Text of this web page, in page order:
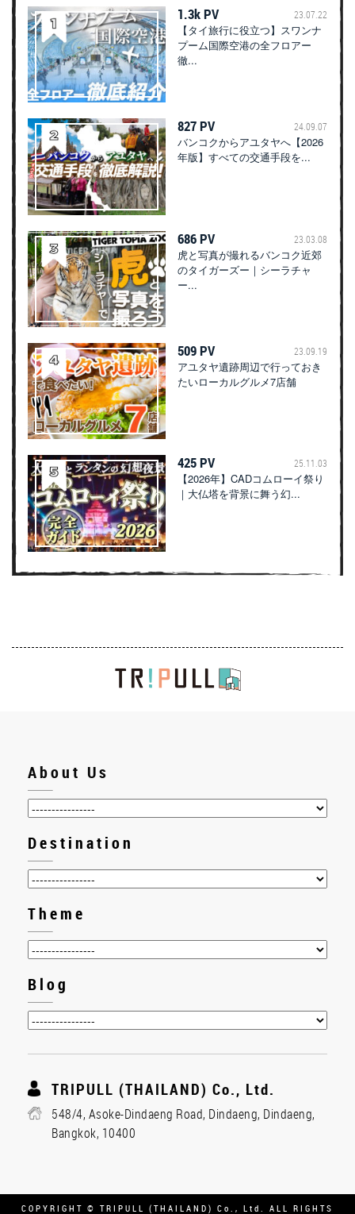
1.3k PV 23.07.22
【タイ旅行に役立つ】スワンナ
プーム国際空港の全フロアー
徹...
827 PV 24.09.07
バンコクからアユタヤへ【2026
年版】すべての交通手段を...
686 PV 23.03.08
虎と写真が撮れるバンコク近郊
のタイガーズー｜シーラチャ
ー...
509 PV 23.09.19
アユタヤ遺跡周辺で行っておき
たいローカルグルメ7店舗
425 PV 25.11.03
【2026年】CADコムローイ祭り
｜大仏塔を背景に舞う幻...
About Us
Destination
Theme
Blog
TRIPULL (THAILAND) Co., Ltd.
548/4, Asoke-Dindaeng Road, Dindaeng, Dindaeng,
Bangkok, 10400
COPYRIGHT © TRIPULL (THAILAND) Co., Ltd. ALL RIGHTS